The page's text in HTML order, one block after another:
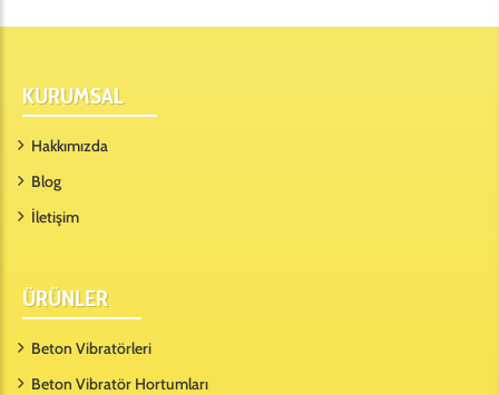
KURUMSAL
Hakkımızda
Blog
İletişim
ÜRÜNLER
Beton Vibratörleri
Beton Vibratör Hortumları